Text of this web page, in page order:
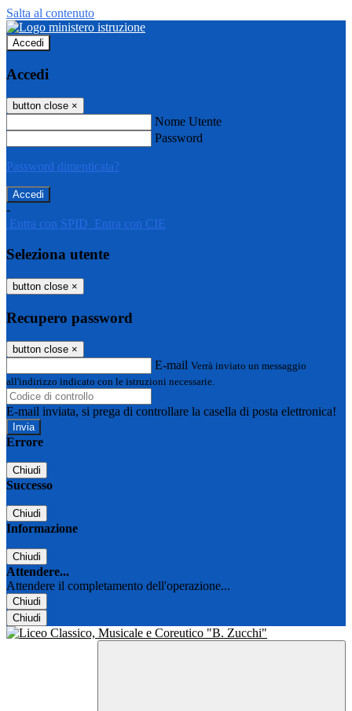
Salta al contenuto
Accedi
Accedi
button close ×
Nome Utente
Password
Password dimenticata?
-
Entra con SPID Entra con CIE
Seleziona utente
button close ×
Recupero password
button close ×
E-mail Verrà inviato un messaggio
all'indirizzo indicato con le istruzioni necessarie.
E-mail inviata, si prega di controllare la casella di posta elettronica!
Errore
Chiudi
Successo
Chiudi
Informazione
Chiudi
Attendere...
Attendere il completamento dell'operazione...
Chiudi
Chiudi